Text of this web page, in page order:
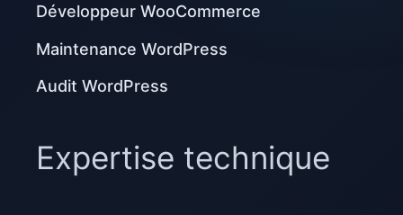
Développeur WooCommerce
Maintenance WordPress
Audit WordPress
Expertise technique